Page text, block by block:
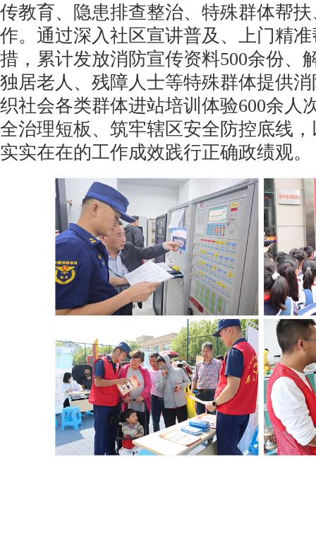
传教育、隐患排查整治、特殊群体帮
作。通过深入社区宣讲普及、上门精
措，累计发放消防宣传资料500余份、
独居老人、残障人士等特殊群体提供
织社会各类群体进站培训体验600余人
全治理短板、筑牢辖区安全防控底线
实实在在的工作成效践行正确政绩观。